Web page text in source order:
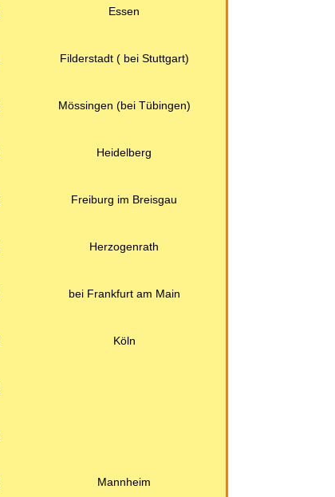
Essen
Filderstadt ( bei Stuttgart)
Mössingen (bei Tübingen)
Heidelberg
Freiburg im Breisgau
Herzogenrath
bei Frankfurt am Main
Köln
Mannheim